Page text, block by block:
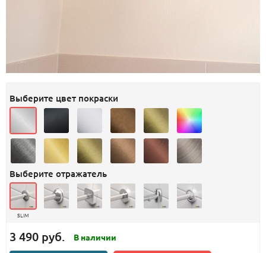
Выберите цвет покраски
Выберите отражатель
SLIM
3 490 руб. В наличии